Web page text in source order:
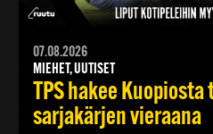
07.08.2026
MIEHET, UUTISET
TPS hakee
sarjakärjen vieraana